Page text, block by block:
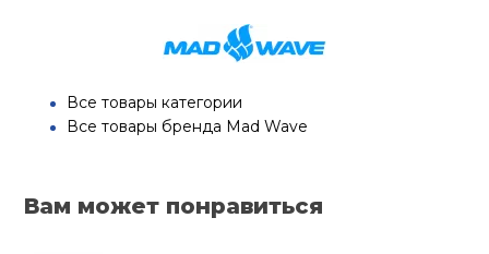
Все товары категории
Все товары бренда Mad Wave
Вам может понравиться